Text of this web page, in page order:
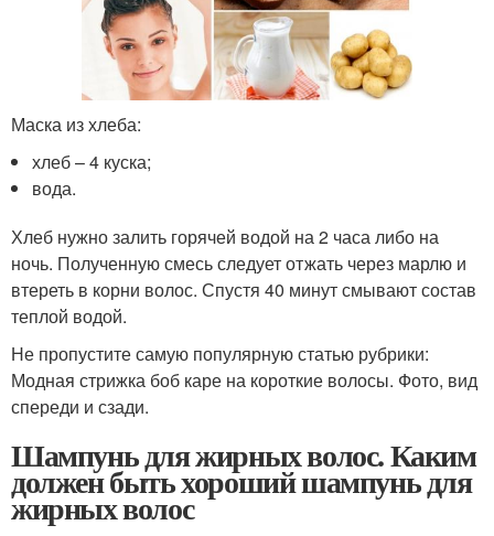
Маска из хлеба:
хлеб – 4 куска;
вода.
Хлеб нужно залить горячей водой на 2 часа либо на
ночь. Полученную смесь следует отжать через марлю и
втереть в корни волос. Спустя 40 минут смывают состав
теплой водой.
Не пропустите самую популярную статью рубрики:
Модная стрижка боб каре на короткие волосы. Фото, вид
спереди и сзади.
Шампунь для жирных волос. Каким
должен быть хороший шампунь для
жирных волос